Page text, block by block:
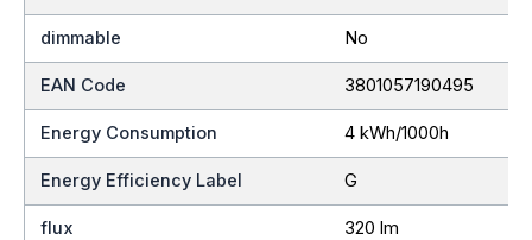
dimmable No
EAN Code 3801057190495
Energy Consumption 4 kWh/1000h
Energy Efficiency Label G
flux 320 lm